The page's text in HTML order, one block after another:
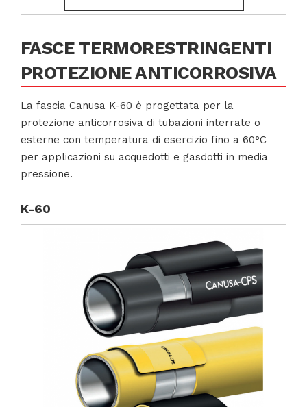
FASCE TERMORESTRINGENTI
PROTEZIONE ANTICORROSIVA
La fascia Canusa K-60 è progettata per la
protezione anticorrosiva di tubazioni interrate o
esterne con temperatura di esercizio fino a 60°C
per applicazioni su acquedotti e gasdotti in media
pressione.
K-60